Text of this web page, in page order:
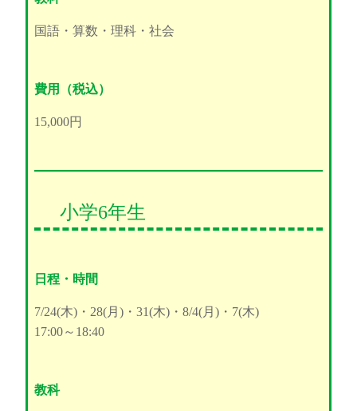
国語・算数・理科・社会
費用（税込）
15,000円
小学6年生
日程・時間
7/24(木)・28(月)・31(木)・8/4(月)・7(木)
17:00～18:40
教科